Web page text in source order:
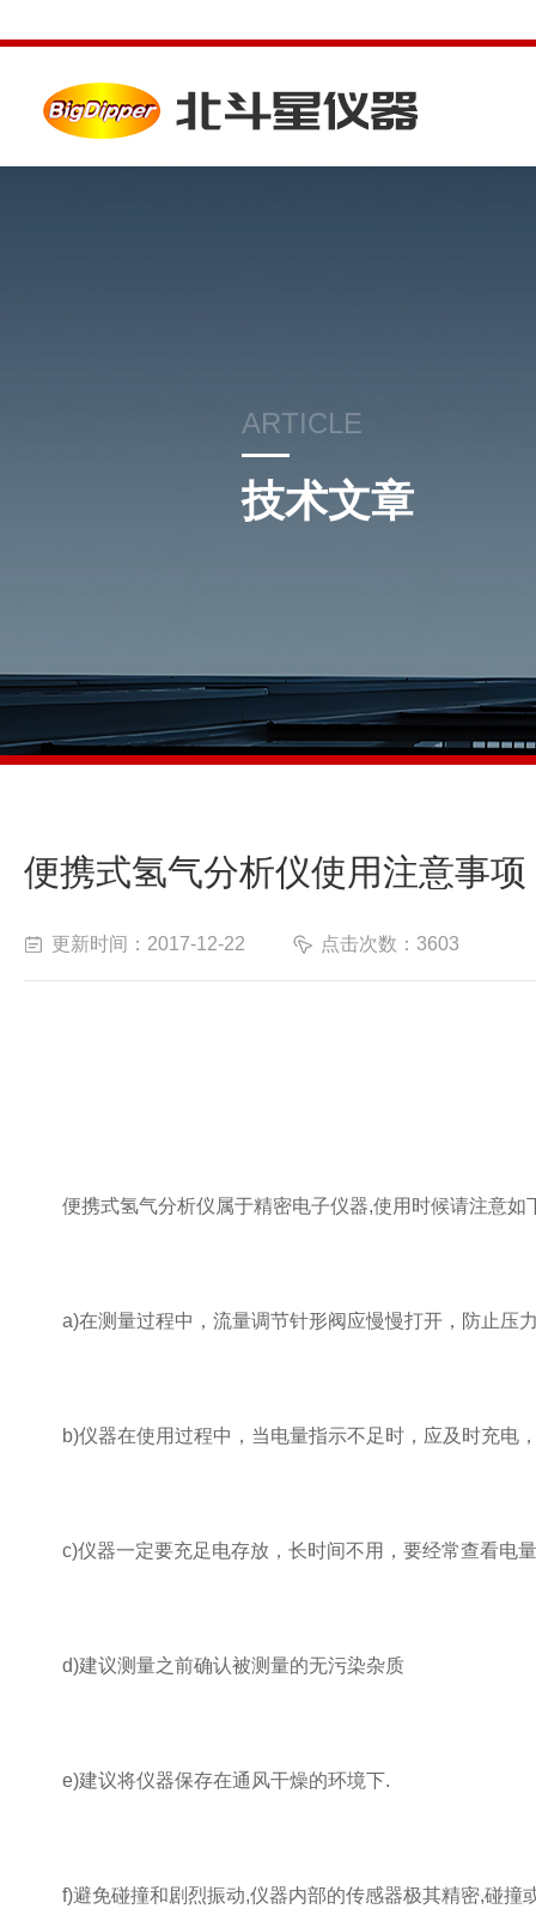
ARTICLE
技术文章
便携式氢气分析仪使用注意事项
更新时间：2017-12-22 点击次数：3603
便携式氢气分析仪属于精密电子仪器,使用时候请注意如
a)在测量过程中，流量调节针形阀应慢慢打开，防止压力
b)仪器在使用过程中，当电量指示不足时，应及时充电，
c)仪器一定要充足电存放，长时间不用，要经常查看电
d)建议测量之前确认被测量的无污染杂质
e)建议将仪器保存在通风干燥的环境下.
f)避免碰撞和剧烈振动,仪器内部的传感器极其精密,碰撞